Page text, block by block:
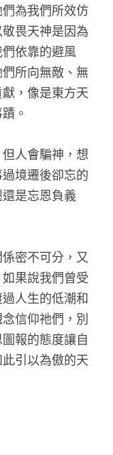
為我們所效仿
畏天神是因為
依靠的避風
所向無敵、無
，像是東方天
。
人會騙神，想
境遷後卻忘的
是忘恩負義
密不可分，又
果說我們曾受
人生的低潮和
信仰祂們，別
報的態度讓自
引以為傲的天